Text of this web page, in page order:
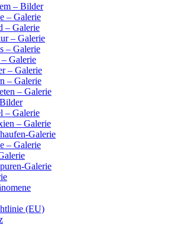
– Bilder
– Galerie
– Galerie
– Galerie
– Galerie
Galerie
– Galerie
– Galerie
– Galerie
– Galerie
– Galerie
Galerie
– Galerie
Galerie
(EU)